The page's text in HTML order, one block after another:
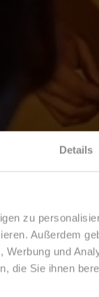
Details
zu
Außerdem
und
die Sie ihnen